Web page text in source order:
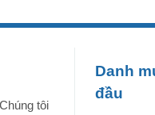
Chúng tôi
Danh
đầu